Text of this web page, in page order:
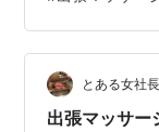
とほぐれやすい
頼！ 【とある
楽庵 りの
量 ★★★★☆ 終
「お！今回はち
とある女社
出張マッサー